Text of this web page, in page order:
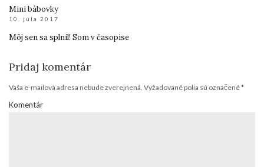
Mini bábovky
10. júla 2017
Môj sen sa splnil! Som v časopise
Pridaj komentár
Vaša e-mailová adresa nebude zverejnená. Vyžadované polia sú označené*
Komentár